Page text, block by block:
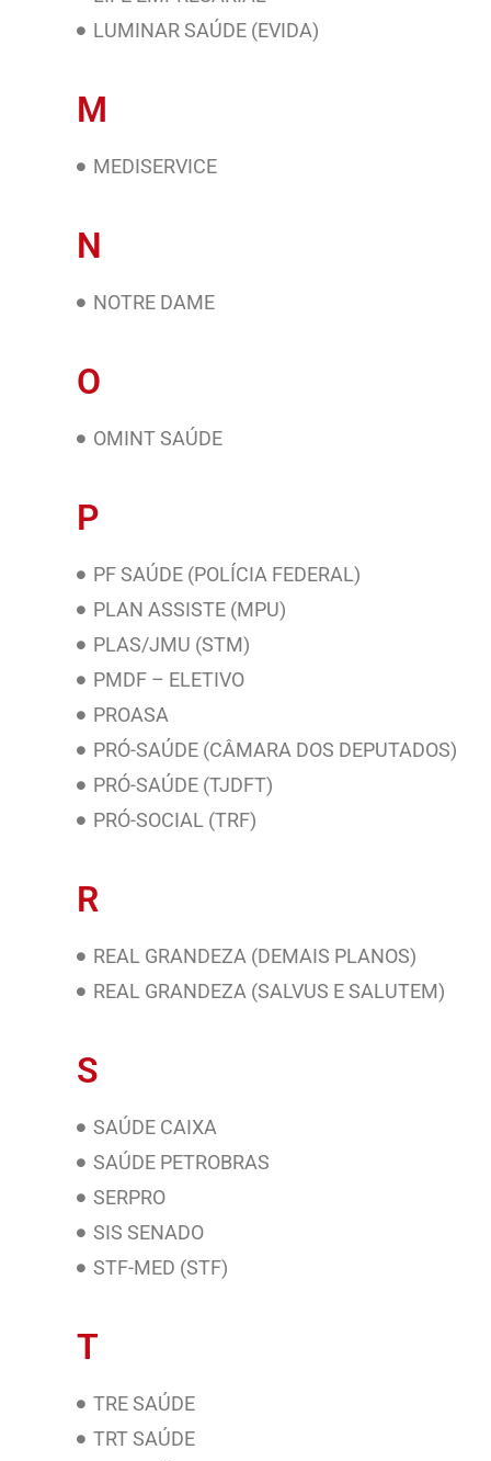
LUMINAR SAÚDE (EVIDA)
M
MEDISERVICE
N
NOTRE DAME
O
OMINT SAÚDE
P
PF SAÚDE (POLÍCIA FEDERAL)
PLAN ASSISTE (MPU)
PLAS/JMU (STM)
PMDF – ELETIVO
PROASA
PRÓ-SAÚDE (CÂMARA DOS DEPUTADOS)
PRÓ-SAÚDE (TJDFT)
PRÓ-SOCIAL (TRF)
R
REAL GRANDEZA (DEMAIS PLANOS)
REAL GRANDEZA (SALVUS E SALUTEM)
S
SAÚDE CAIXA
SAÚDE PETROBRAS
SERPRO
SIS SENADO
STF-MED (STF)
T
TRE SAÚDE
TRT SAÚDE